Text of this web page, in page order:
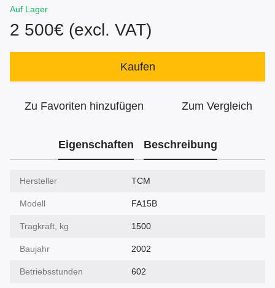
Auf Lager
2 500€ (excl. VAT)
Kaufen
Zu Favoriten hinzufügen Zum Vergleich
Eigenschaften Beschreibung
Hersteller TCM
Modell FA15B
Tragkraft, kg 1500
Baujahr 2002
Betriebsstunden 602